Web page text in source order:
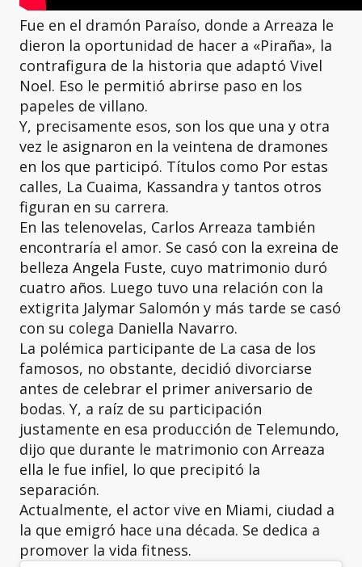
Fue en el dramón Paraíso, donde a Arreaza le
dieron la oportunidad de hacer a «Piraña», la
contrafigura de la historia que adaptó Vivel
Noel. Eso le permitió abrirse paso en los
papeles de villano.
Y, precisamente esos, son los que una y otra
vez le asignaron en la veintena de dramones
en los que participó. Títulos como Por estas
calles, La Cuaima, Kassandra y tantos otros
figuran en su carrera.
En las telenovelas, Carlos Arreaza también
encontraría el amor. Se casó con la exreina de
belleza Angela Fuste, cuyo matrimonio duró
cuatro años. Luego tuvo una relación con la
extigrita Jalymar Salomón y más tarde se casó
con su colega Daniella Navarro.
La polémica participante de La casa de los
famosos, no obstante, decidió divorciarse
antes de celebrar el primer aniversario de
bodas. Y, a raíz de su participación
justamente en esa producción de Telemundo,
dijo que durante le matrimonio con Arreaza
ella le fue infiel, lo que precipitó la
separación.
Actualmente, el actor vive en Miami, ciudad a
la que emigró hace una década. Se dedica a
promover la vida fitness.